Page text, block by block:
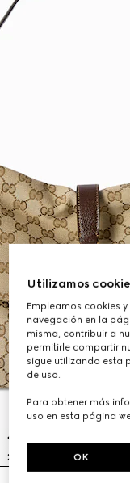
Utilizamos
Empleamos cookies
navegación en la
misma, contribuir a
permitirle compartir
sigue utilizando esta
de uso.
Para obtener más
uso en esta página
OK